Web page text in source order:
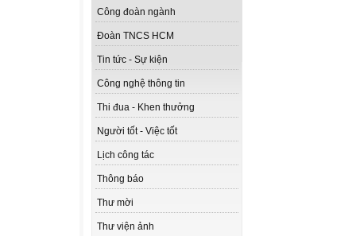
Công đoàn ngành
Đoàn TNCS HCM
Tin tức - Sự kiện
Công nghệ thông tin
Thi đua - Khen thưởng
Người tốt - Việc tốt
Lịch công tác
Thông báo
Thư mời
Thư viện ảnh